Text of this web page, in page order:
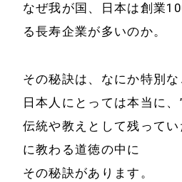
ホーム
サービス
事例と実績
会
特
なぜ我が国、日本は創業
る長寿企業が多いのか。
その秘訣は、なにか特別な
日本人にとっては本当に、
伝統や教えとして残って
に教わる道徳の中に
その秘訣があります。